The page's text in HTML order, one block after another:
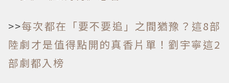
>>每次都在「要不要追」之間猶豫？這8部
陸劇才是值得點開的真香片單！劉宇寧這2
部劇都入榜